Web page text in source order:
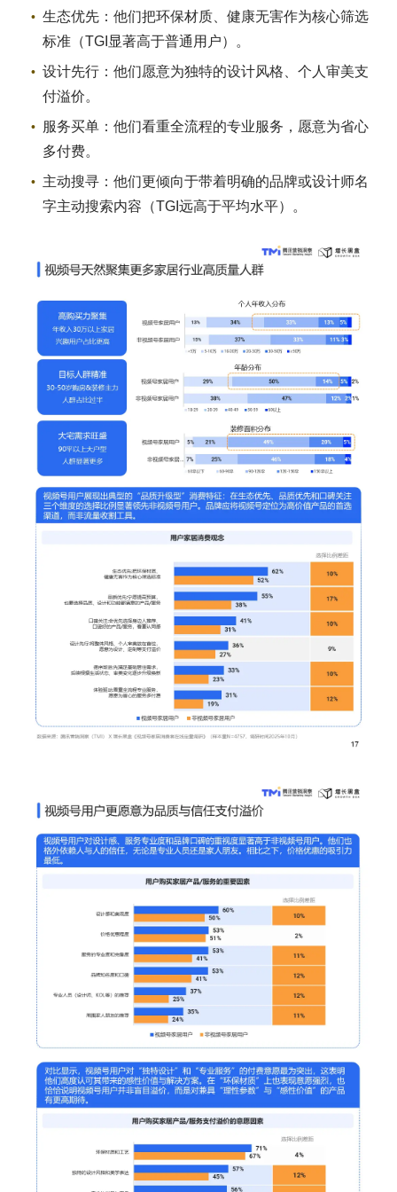
生态优先：他们把环保材质、健康无害作为核心筛选
标准（TGI显著高于普通用户）。
设计先行：他们愿意为独特的设计风格、个人审美支
付溢价。
服务买单：他们看重全流程的专业服务，愿意为省心
多付费。
主动搜寻：他们更倾向于带着明确的品牌或设计师名
字主动搜索内容（TGI远高于平均水平）。